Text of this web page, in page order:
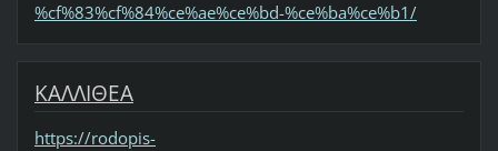
%cf%83%cf%84%ce%ae%ce%bd-%ce%ba%ce%b1/
ΚΑΛΛΙΘΕΑ
https://rodopis-